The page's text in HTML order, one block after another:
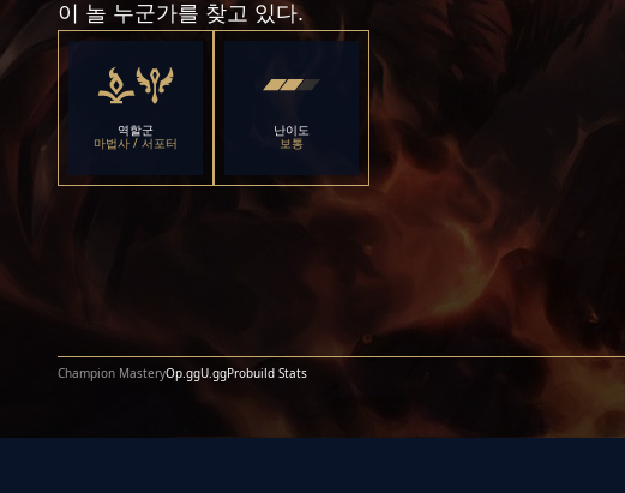
이 놀 누군가를 찾고 있다.
역할군
마법사 / 서포터
난이도
보통
Champion MasteryOp.ggU.ggProbuild Stats